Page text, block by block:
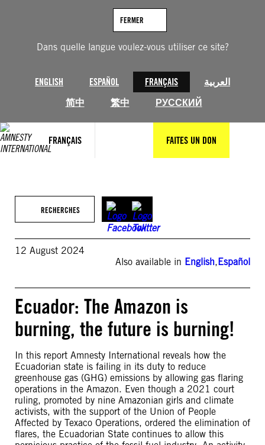
Dans quelle langue voulez-vous utiliser ce site?
ENGLISH ESPAÑOL FRANÇAIS
العربية
简中
繁中 РУССКИЙ
FERMER
FRANÇAIS FAITES UN DON
RECHERCHES
12 August 2024
Also available in English,Español
Ecuador: The Amazon is
burning, the future is burning!
In this report Amnesty International reveals how the
Ecuadorian state is failing in its duty to reduce
greenhouse gas (GHG) emissions by allowing gas flaring
operations in the Amazon. Even though a 2021 court
ruling, promoted by nine Amazonian girls and climate
activists, with the support of the Union of People
Affected by Texaco Operations, ordered the elimination of
flares, the Ecuadorian State continues to allow this